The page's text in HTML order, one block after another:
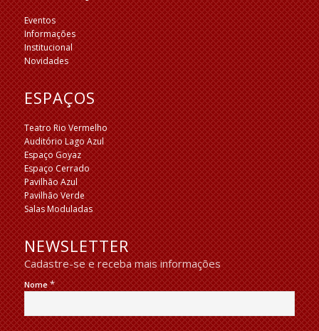
Eventos
Informações
Institucional
Novidades
ESPAÇOS
Teatro Rio Vermelho
Auditório Lago Azul
Espaço Goyaz
Espaço Cerrado
Pavilhão Azul
Pavilhão Verde
Salas Moduladas
NEWSLETTER
Cadastre-se e receba mais informações
Nome*